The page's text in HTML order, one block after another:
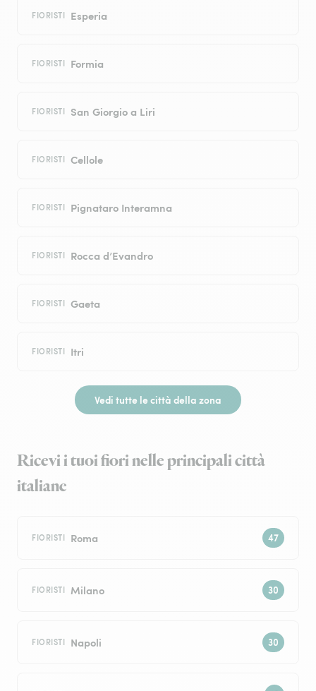
FIORISTI Esperia
FIORISTI Formia
FIORISTI San Giorgio a Liri
FIORISTI Cellole
FIORISTI Pignataro Interamna
FIORISTI Rocca d’Evandro
FIORISTI Gaeta
FIORISTI Itri
Vedi tutte le città della zona
Ricevi i tuoi fiori nelle principali città
italiane
FIORISTI Roma
FIORISTI Milano
FIORISTI Napoli